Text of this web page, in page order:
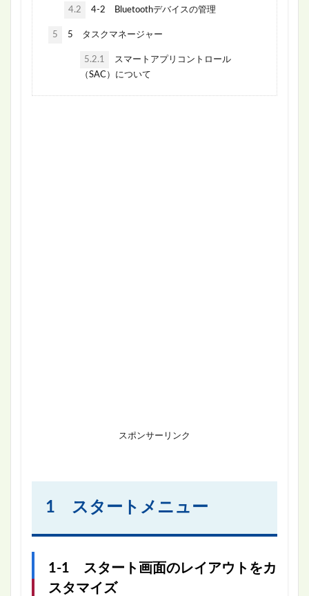
4.2 4-2 Bluetoothデバイスの管理
5 5 タスクマネージャー
5.2.1
スマートアプリコントロール
（SAC）について
スポンサーリンク
1 スタートメニュー
1-1 スタート画面のレイアウトをカ
スタマイズ